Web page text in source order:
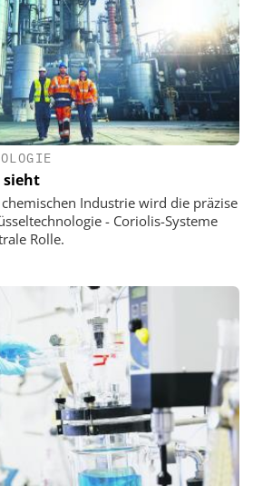
sieht
chemischen Industrie wird die präzise
- Coriolis-Systeme
Rolle.